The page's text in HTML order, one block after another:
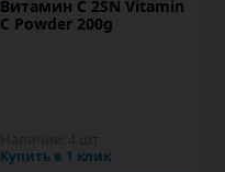
Витамин C 2SN Vitamin
C Powder 200g
Купить в 1 клик